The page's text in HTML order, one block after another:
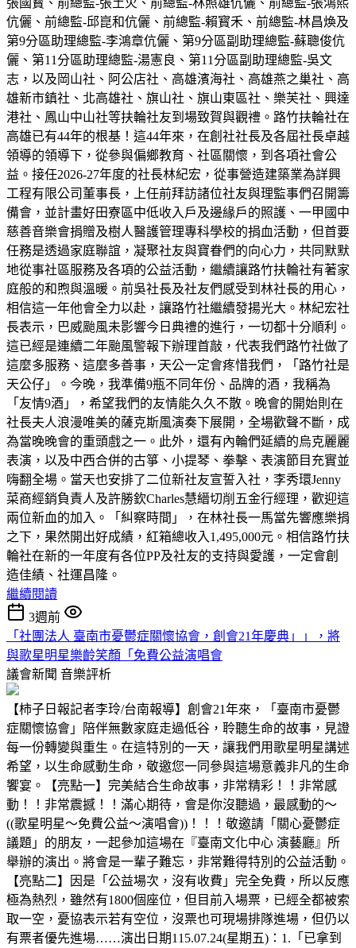
伉儷、前總監-邱崑和伉儷、前總監-賴寳禾、前總監-林昌煥及
第9分區助理總監-李鴻章伉儷、第9分區副助理總監-蘇聰俊伉
儷、第11分區助理總監-湯憲良、第11分區副助理總監-吳文
志，以及岡山社、阿公店社、高雄濱海社、高雄燕之巢社、高
雄新市鎮社、北高雄社、旗山社、旗山東區社、樂芙社、興達
港社、鳳山中山社等扶輪社友到場致賀與觀禮。路竹扶輪社在
高雄已有44年的根基！這44年來，在創社社長及各屆社長卓越
領導的領導下，從參與偏鄉教育、社區關懷，到各項社會公
益。接任2026-27年度的社長林紀宏，從事營造建築業為詳興
工程有限公司董事長，上任前拜訪諸位社友與理監事們召開籌
備會，並計畫好田寮區中低收入戶及邊緣戶的照護、一甲國中
慈善音樂會捐贈及樹人醫護管理專科學校的捐血活動，但首要
任務是透過家庭聯誼，凝聚社友與寶眷們的向心力，共同默默
地從事社區服務及各項的公益活動，繼續讓路竹扶輪社有著家
庭般的和煦與溫暖。前吳社長及社友們感受到林社長的用心，
相信這一年他會全力以赴，讓路竹社繼續發揚光大。林紀宏社
長表示，巴威颱風未影響今日典禮的進行，一切都十分順利。
這已經是連續二年颱風警報下辦理首敲，代表我們路竹社做了
這麼多服務、這麼多善事，天公一定會疼惜我們，「路竹社是
天公仔」。今晚，我準備9瓶不同年份、品牌的酒，我稱為
「友情9酒」，希望我們的友情能久久不散。晚會的開始則在
社長夫人浪漫唯美的薩克斯風演奏下展開，全場歡聲不斷，成
為當晚晚會的重頭戲之一。此外，還有內輪們延續的烏克麗麗
表演，以及中西合併的古箏、小提琴、拳擊、表演節目充實並
嗨翻全場。當天也安排了二位新社友宣誓入社，李秀環Jenny
菜商經銷負責人及許勝欽Charles慧縉切削五金行經理，歡迎這
兩位新血的加入。「糾察時間」，在林社長一馬當先響應樂捐
之下，果然開出好成績，紅箱總收入1,495,000元。相信路竹扶
輪社在新的一年度有各位PP及社友的支持與愛護，一定會創
造佳績、社運昌隆。
繼續閱讀
3週前
「社團法人 臺南市憂鬱症關懷協會，創會21年慶典」」，將
與歌星明星樂齡笑顏「免費公益演唱會
議會新聞 音樂評析
【柿子日報記者李玲/台南報導】創會21年來，「臺南市憂鬱
症關懷協會」陪伴無數家庭走過低谷，聆聽生命的故事，見證
每一份轉變與重生。在這特別的一天，讓我們用歌星明星講述
希望，以生命感動生命，敬邀您一同參與這場意義非凡的生命
饗宴。【亮點一】完美結合生命故事，非常精彩！！非常感
動！！非常震撼！！滿心期待，會是你沒聽過，最感動的～
((歌星明星～免費公益～演唱會))！！！敬邀請「關心憂鬱症
議題」的朋友，一起參加這場在『臺南文化中心 演藝廳』所
舉辦的演出。將會是一輩子難忘，非常難得特別的公益活動。
【亮點二】因是「公益場次，沒有收費」完全免費，所以反應
極為熱烈，雖然有1800個座位，但目前入場票，已經全都被索
取一空，憂協表示若有空位，沒票也可現場排隊進場，但仍以
有票者優先進場……演出日期115.07.24(星期五)：1.「已拿到